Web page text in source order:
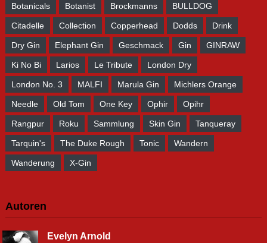
Botanicals Botanist Brockmanns BULLDOG
Citadelle Collection Copperhead Dodds Drink
Dry Gin Elephant Gin Geschmack Gin GINRAW
Ki No Bi Larios Le Tribute London Dry
London No. 3 MALFI Marula Gin Michlers Orange
Needle Old Tom One Key Ophir Opihr
Rangpur Roku Sammlung Skin Gin Tanqueray
Tarquin's The Duke Rough Tonic Wandern
Wanderung X-Gin
Autoren
Evelyn Arnold